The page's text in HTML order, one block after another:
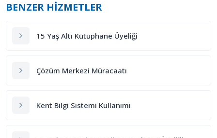
BENZER HIZMETLER
15 Yaş Altı Kütüphane Üyeliği
Çözüm Merkezi Müracaatı
Kent Bilgi Sistemi Kullanımı